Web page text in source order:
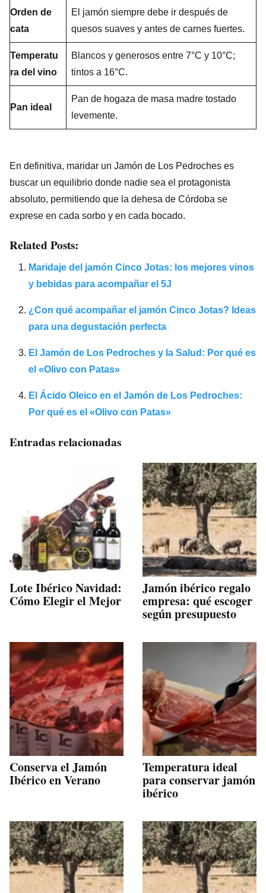
Orden de
cata
El jamón siempre debe ir después de
quesos suaves y antes de carnes fuertes.
Temperatu
ra del vino
Blancos y generosos entre 7°C y 10°C;
tintos a 16°C.
Pan ideal
Pan de hogaza de masa madre tostado
levemente.
En definitiva, maridar un Jamón de Los Pedroches es
buscar un equilibrio donde nadie sea el protagonista
absoluto, permitiendo que la dehesa de Córdoba se
exprese en cada sorbo y en cada bocado.
Related Posts:
Maridaje del jamón Cinco Jotas: los mejores vinos
y bebidas para acompañar el 5J
¿Con qué acompañar el jamón Cinco Jotas? Ideas
para una degustación perfecta
El Jamón de Los Pedroches y la Salud: Por qué es
el «Olivo con Patas»
El Ácido Oleico en el Jamón de Los Pedroches:
Por qué es el «Olivo con Patas»
Entradas relacionadas
Lote Ibérico Navidad:
Cómo Elegir el Mejor
Jamón ibérico regalo
empresa: qué escoger
según presupuesto
Conserva el Jamón
Ibérico en Verano
Temperatura ideal
para conservar jamón
ibérico